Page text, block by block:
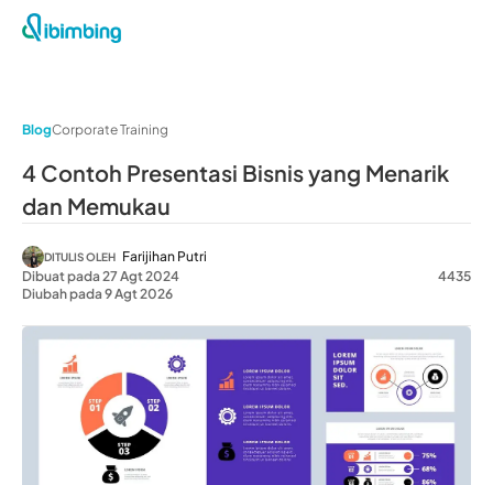
BlogCorporate Training
4 Contoh Presentasi Bisnis yang Menarik
dan Memukau
DITULIS OLEH Farijihan Putri
Dibuat pada 27 Agt 2024
Diubah pada 9 Agt 2026
4435